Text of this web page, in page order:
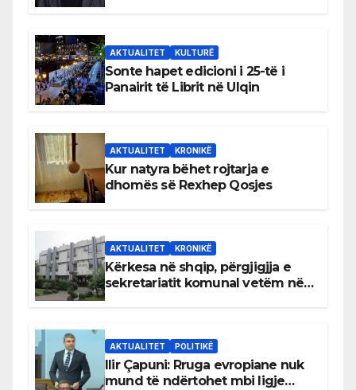
AKTUALITET KULTURË
Sonte hapet edicioni i 25-të i
Panairit të Librit në Ulqin
AKTUALITET KRONIKË
Kur natyra bëhet rojtarja e
dhomës së Rexhep Qosjes
AKTUALITET KRONIKË
Kërkesa në shqip, përgjigjja e
sekretariatit komunal vetëm në
AKTUALITET POLITIKË
Ilir Çapuni: Rruga evropiane nuk
mund të ndërtohet mbi ligje